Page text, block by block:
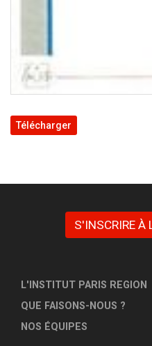
Télécharger
S'INSCRIRE À
L'INSTITUT PARIS REGION
QUE FAISONS-NOUS ?
NOS ÉQUIPES